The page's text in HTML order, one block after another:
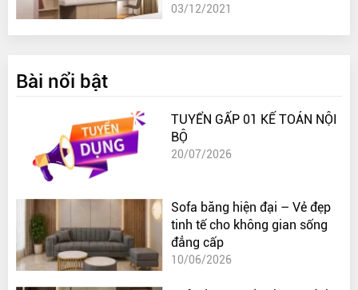
03/12/2021
Bài nổi bật
TUYỂN GẤP 01 KẾ TOÁN NỘI
BỘ
20/07/2026
Sofa băng hiện đại – Vẻ đẹp
tinh tế cho không gian sống
đẳng cấp
10/06/2026